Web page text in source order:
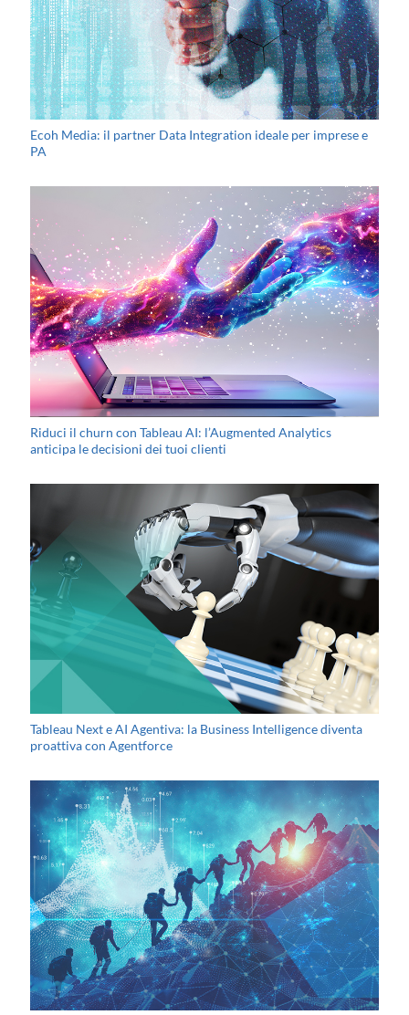
Ecoh Media: il partner Data Integration ideale per imprese e
PA
Riduci il churn con Tableau AI: l’Augmented Analytics
anticipa le decisioni dei tuoi clienti
Tableau Next e AI Agentiva: la Business Intelligence diventa
proattiva con Agentforce